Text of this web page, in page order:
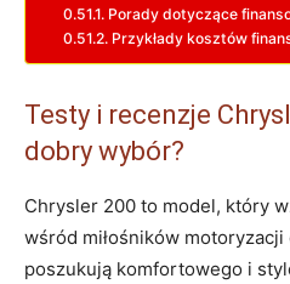
Porady dotyczące
Przykłady kosztów
Testy i recenzje
dobry wybór?
Chrysler 200 to model, który
wśród miłośników
poszukują komfortowego i